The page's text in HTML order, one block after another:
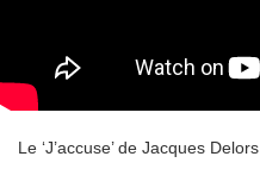
Le ‘J’accuse’ de Jacques Delors